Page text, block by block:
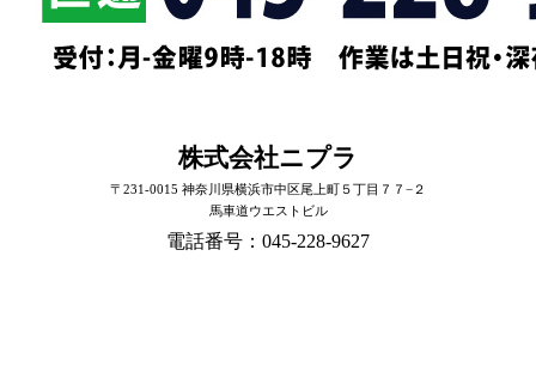
株式会社ニプラ
〒231-0015 神奈川県横浜市中区尾上町５丁目７７−２
馬車道ウエストビル
電話番号：045-228-9627